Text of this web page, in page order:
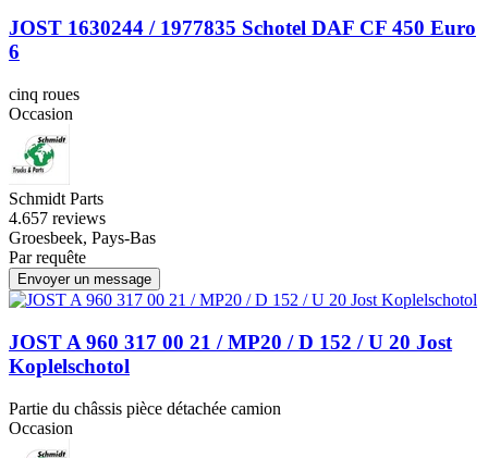
JOST 1630244 / 1977835 Schotel DAF CF 450 Euro
6
cinq roues
Occasion
Schmidt Parts
4.657 reviews
Groesbeek, Pays-Bas
Par requête
Envoyer un message
JOST A 960 317 00 21 / MP20 / D 152 / U 20 Jost
Koplelschotol
Partie du châssis pièce détachée camion
Occasion